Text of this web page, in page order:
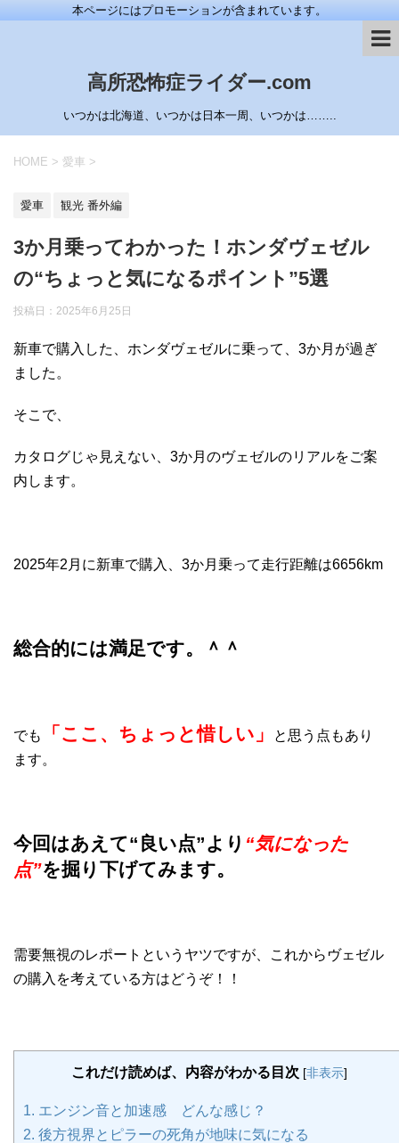
本ページにはプロモーションが含まれています。
高所恐怖症ライダー.com
いつかは北海道、いつかは日本一周、いつかは……..
HOME > 愛車 >
愛車 観光 番外編
3か月乗ってわかった！ホンダヴェゼル
の“ちょっと気になるポイント”5選
投稿日： 2025年6月25日
新車で購入した、ホンダヴェゼルに乗って、3か月が過ぎ
ました。
そこで、
カタログじゃ見えない、3か月のヴェゼルのリアルをご案
内します。
2025年2月に新車で購入、3か月乗って走行距離は6656km
総合的には満足です。＾＾
でも 「ここ、ちょっと惜しい」
と思う点もあり
ます。
今回はあえて“良い点”より “気になった
点”を掘り下げてみます。
需要無視のレポートというヤツですが、これからヴェゼル
の購入を考えている方はどうぞ！！
これだけ読めば、内容がわかる目次 [非表示]
1. エンジン音と加速感 どんな感じ？
2. 後方視界とピラーの死角が地味に気になる